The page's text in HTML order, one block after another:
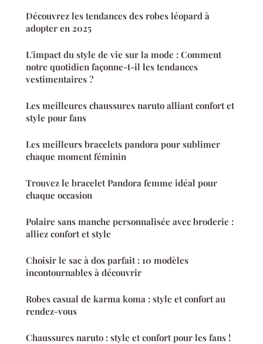
Découvrez les tendances des robes léopard à
adopter en 2025
L'impact du style de vie sur la mode : Comment
notre quotidien façonne-t-il les tendances
vestimentaires ?
Les meilleures chaussures naruto alliant confort et
style pour fans
Les meilleurs bracelets pandora pour sublimer
chaque moment féminin
Trouvez le bracelet Pandora femme idéal pour
chaque occasion
Polaire sans manche personnalisée avec broderie :
alliez confort et style
Choisir le sac à dos parfait : 10 modèles
incontournables à découvrir
Robes casual de karma koma : style et confort au
rendez-vous
Chaussures naruto : style et confort pour les fans !